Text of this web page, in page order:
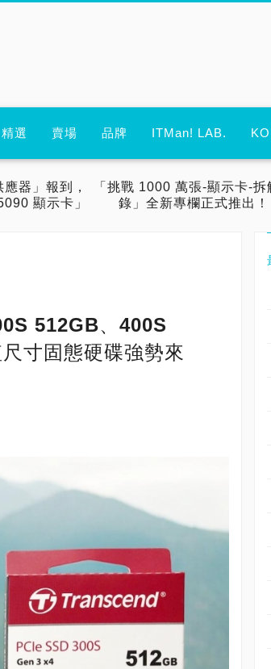
精選 賣場 品牌 ITMan! LAB.
器」報到，
顯示卡」
「挑戰 1000 萬張-顯示卡-拆
錄」全新專欄正式推出！
512GB、400S
寸固態硬碟強勢來